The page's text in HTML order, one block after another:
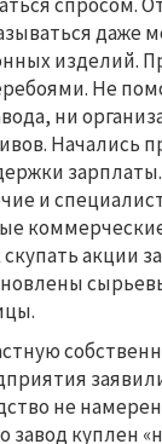
даже
изделий.
Не
ни
Начались
зарплаты.
и
акции
не
завод куплен